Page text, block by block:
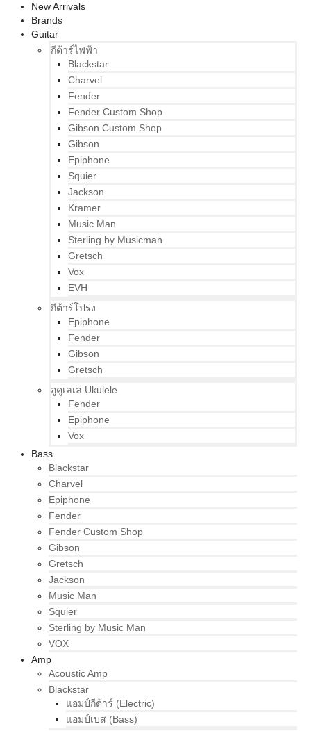
New Arrivals
Brands
Guitar
กีต้าร์ไฟฟ้า
Blackstar
Charvel
Fender
Fender Custom Shop
Gibson Custom Shop
Gibson
Epiphone
Squier
Jackson
Kramer
Music Man
Sterling by Musicman
Gretsch
Vox
EVH
กีต้าร์โปร่ง
Epiphone
Fender
Gibson
Gretsch
อูคูเลเล่ Ukulele
Fender
Epiphone
Vox
Bass
Blackstar
Charvel
Epiphone
Fender
Fender Custom Shop
Gibson
Gretsch
Jackson
Music Man
Squier
Sterling by Music Man
VOX
Amp
Acoustic Amp
Blackstar
แอมป์กีต้าร์ (Electric)
แอมป์เบส (Bass)